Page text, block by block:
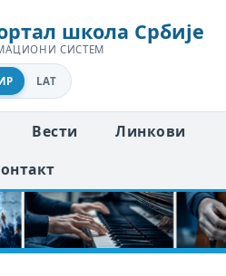
школа Србије
СИСТЕМ
LAT
Вести
Линкови